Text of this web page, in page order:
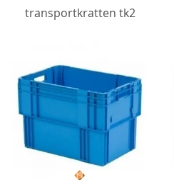
transportkratten tk2